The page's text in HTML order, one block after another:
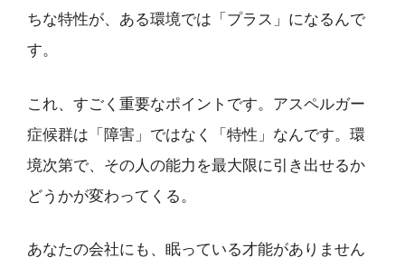
ちな特性が、ある環境では「プラス」になるんで
す。
これ、すごく重要なポイントです。アスペルガー
症候群は「障害」ではなく「特性」なんです。環
境次第で、その人の能力を最大限に引き出せるか
どうかが変わってくる。
あなたの会社にも、眠っている才能がありません